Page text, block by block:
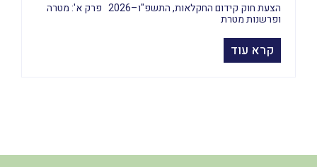
הצעת חוק קידום החקלאות, התשפ"ו–2026 פרק א': מטרה
ופרשנות מטרת
קרא עוד